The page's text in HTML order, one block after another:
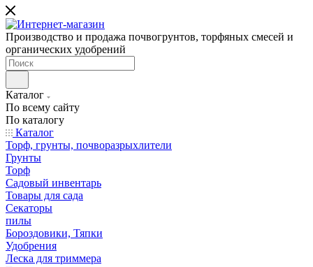
Производство и продажа почвогрунтов, торфяных смесей и
органических удобрений
Каталог
По всему сайту
По каталогу
Каталог
Торф, грунты, почворазрыхлители
Грунты
Торф
Садовый инвентарь
Товары для сада
Секаторы
пилы
Бороздовики, Тяпки
Удобрения
Леска для триммера